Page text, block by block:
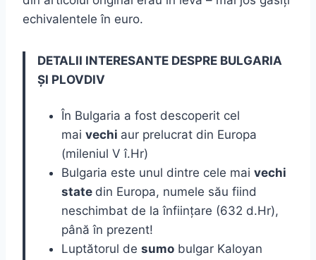
echivalentele în euro.
DETALII INTERESANTE DESPRE BULGARIA
ȘI PLOVDIV
În Bulgaria a fost descoperit cel
mai vechi aur prelucrat din Europa
(mileniul V î.Hr)
Bulgaria este unul dintre cele mai vechi
state din Europa, numele său fiind
neschimbat de la înființare (632 d.Hr),
până în prezent!
Luptătorul de sumo bulgar Kaloyan